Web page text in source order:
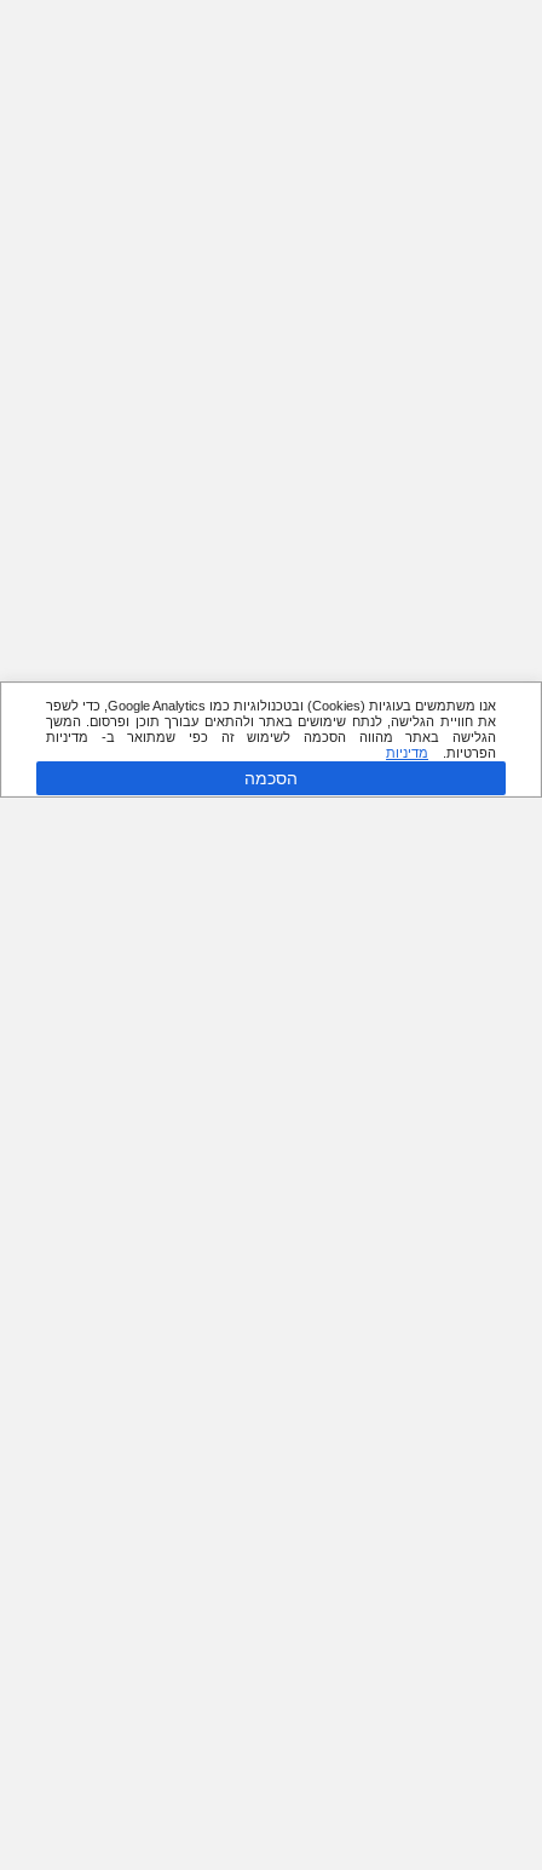
אנו משתמשים בעוגיות (Cookies) ובטכנולוגיות כמו Google Analytics, כדי לשפר
את חוויית הגלישה, לנתח שימושים באתר ולהתאים עבורך תוכן ופרסום. המשך
הגלישה באתר מהווה הסכמה לשימוש זה כפי שמתואר ב- מדיניות
הפרטיות.
מדיניות
הסכמה